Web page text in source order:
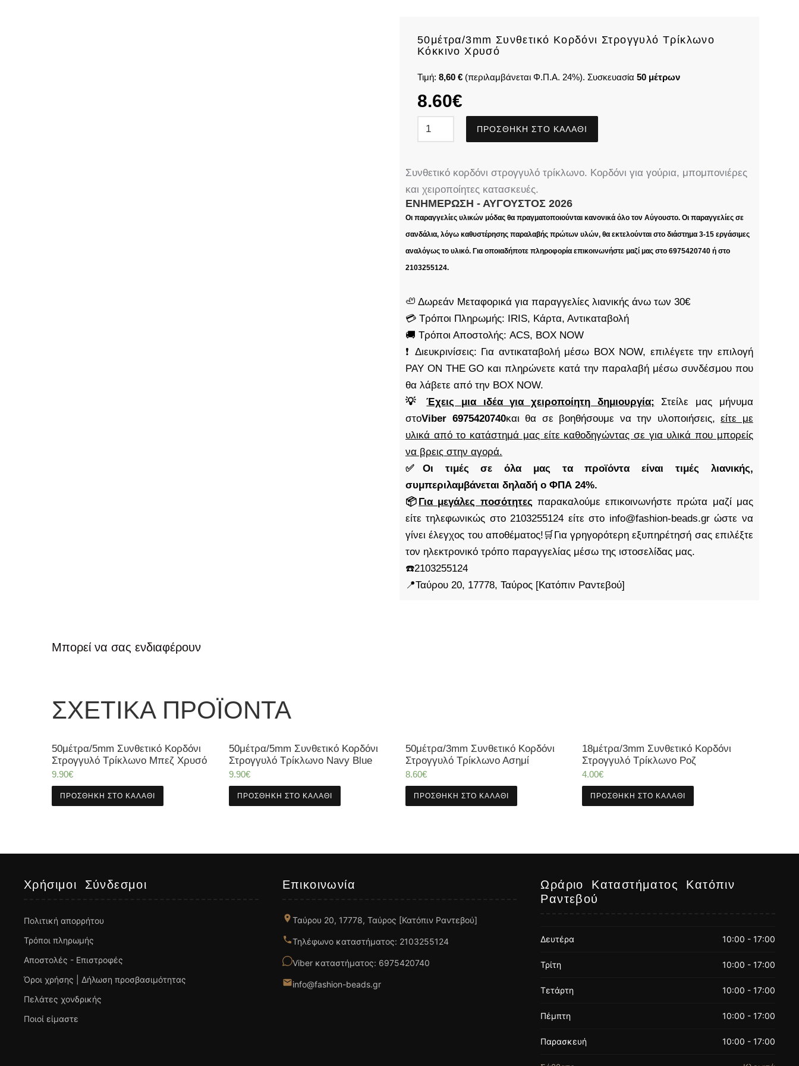
50μέτρα/3mm Συνθετικό Κορδόνι Στρογγυλό Τρίκλωνο
Κόκκινο Χρυσό
Τιμή: 8,60 € (περιλαμβάνεται Φ.Π.Α. 24%). Συσκευασία 50 μέτρων
8.60€
ΠΡΟΣΘΉΚΗ ΣΤΟ ΚΑΛΆΘΙ
Συνθετικό κορδόνι στρογγυλό τρίκλωνο. Κορδόνι για γούρια, μπομπονιέρες
και χειροποίητες κατασκευές.
ΕΝΗΜΈΡΩΣΗ - ΑΎΓΟΥΣΤΟΣ 2026
Οι παραγγελίες υλικών μόδας θα πραγματοποιούνται κανονικά όλο τον Αύγουστο. Οι παραγγελίες σε
σανδάλια, λόγω καθυστέρησης παραλαβής πρώτων υλών, θα εκτελούνται στο διάστημα 3-15 εργάσιμες
αναλόγως το υλικό. Για οποιαδήποτε πληροφορία επικοινωνήστε μαζί μας στο 6975420740 ή στο
2103255124.
🦥 Δωρεάν Μεταφορικά για παραγγελίες λιανικής άνω των 30€
💳 Τρόποι Πληρωμής: IRIS, Κάρτα, Αντικαταβολή
🚚 Τρόποι Αποστολής: ACS, BOX NOW
❗ Διευκρινίσεις: Για αντικαταβολή μέσω BOX NOW, επιλέγετε την επιλογή
PAY ON THE GO και πληρώνετε κατά την παραλαβή μέσω συνδέσμου που
θα λάβετε από την BOX NOW.
💡Έχεις μια ιδέα για χειροποίητη δημιουργία;
Στείλε μας μήνυμα
στοViber 6975420740και θα σε βοηθήσουμε να την υλοποιήσεις,είτε με
υλικά από το κατάστημά μας είτε καθοδηγώντας σε για υλικά που μπορείς
να βρεις στην αγορά.
✅Οι τιμές σε όλα μας τα προϊόντα είναι τιμές λιανικής,
συμπεριλαμβάνεται δηλαδή ο ΦΠΑ 24%.
📦 Για μεγάλες ποσότητες παρακαλούμε επικοινωνήστε πρώτα μαζί μας
είτε τηλεφωνικώς στο 2103255124 είτε στο info@fashion-beads.gr ώστε να
γίνει έλεγχος του αποθέματος!🛒Για γρηγορότερη εξυπηρέτησή σας επιλέξτε
τον ηλεκτρονικό τρόπο παραγγελίας μέσω της ιστοσελίδας μας.
☎️2103255124
📍Ταύρου 20, 17778, Ταύρος [Κατόπιν Ραντεβού]
Μπορεί να σας ενδιαφέρουν
ΣΧΕΤΙΚΆ ΠΡΟΪΌΝΤΑ
50μέτρα/5mm Συνθετικό Κορδόνι
Στρογγυλό Τρίκλωνο Μπεζ Χρυσό
9.90€
ΠΡΟΣΘΉΚΗ ΣΤΟ ΚΑΛΆΘΙ
50μέτρα/5mm Συνθετικό Κορδόνι
Στρογγυλό Τρίκλωνο Navy Blue
9.90€
ΠΡΟΣΘΉΚΗ ΣΤΟ ΚΑΛΆΘΙ
50μέτρα/3mm Συνθετικό Κορδόνι
Στρογγυλό Τρίκλωνο Ασημί
8.60€
ΠΡΟΣΘΉΚΗ ΣΤΟ ΚΑΛΆΘΙ
18μέτρα/3mm Συνθετικό Κορδόνι
Στρογγυλό Τρίκλωνο Ροζ
4.00€
ΠΡΟΣΘΉΚΗ ΣΤΟ ΚΑΛΆΘΙ
Χρήσιμοι Σύνδεσμοι
Πολιτική απορρήτου
Τρόποι πληρωμής
Αποστολές - Επιστροφές
Όροι χρήσης | Δήλωση προσβασιμότητας
Πελάτες χονδρικής
Ποιοί είμαστε
Επικοινωνία
Ταύρου 20, 17778, Ταύρος [Κατόπιν Ραντεβού]
Τηλέφωνο καταστήματος: 2103255124
Viber καταστήματος: 6975420740
info@fashion-beads.gr
Ωράριο Καταστήματος Κατόπιν
Ραντεβού
Δευτέρα 10:00 - 17:00
Τρίτη 10:00 - 17:00
Τετάρτη 10:00 - 17:00
Πέμπτη 10:00 - 17:00
Παρασκευή 10:00 - 17:00